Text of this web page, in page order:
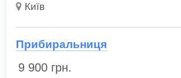
Київ
Прибиральниця
9 900 грн.